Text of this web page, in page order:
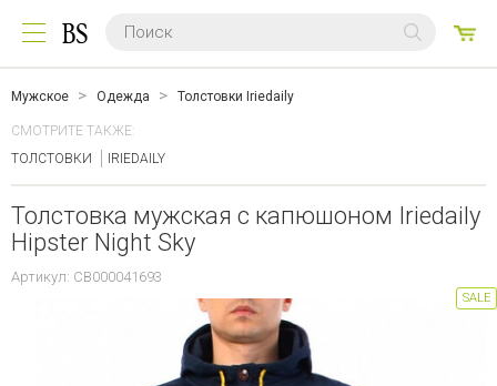
Мужское Одежда Толстовки Iriedaily
СМОТРИТЕ ТАКЖЕ:
ТОЛСТОВКИ
IRIEDAILY
Толстовка мужская с капюшоном Iriedaily
Hipster Night Sky
Артикул: CB000041693
SALE